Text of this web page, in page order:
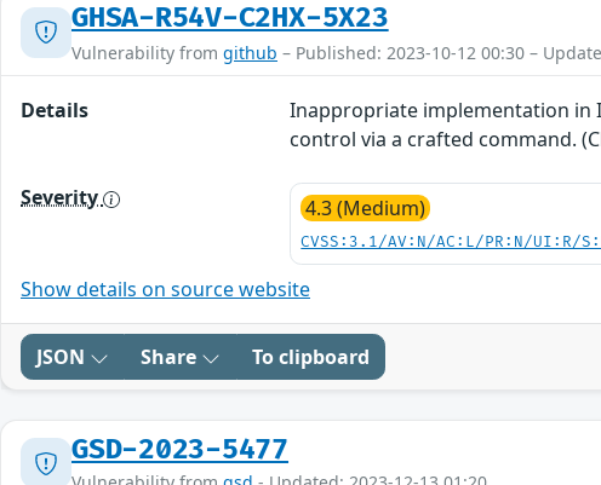
GHSA-R54V-C2HX-5X23
Vulnerability from github – Published: 2023-10-12 00:30 –
Details
Inappropriate implementation in
control via a crafted command.
Severity 4.3 (Medium)
CVSS:3.1/AV:N/AC:L/PR:N/UI:R/
Show details on source website
JSON Share To clipboard
GSD-2023-5477